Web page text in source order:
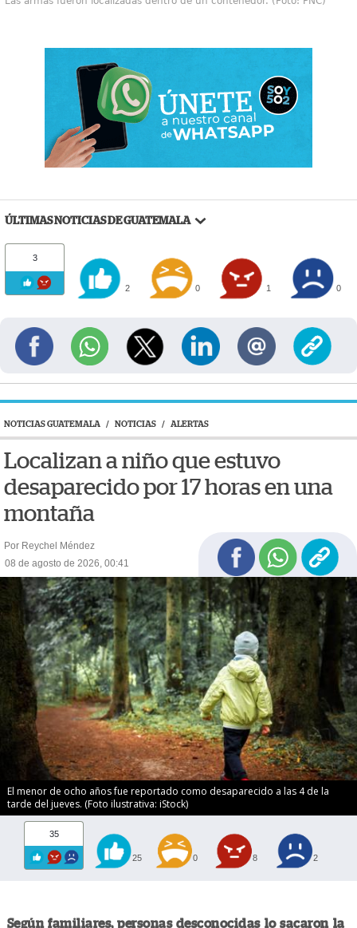
ÚLTIMAS NOTICIAS DE GUATEMALA
3
2 0 1 0
NOTICIAS GUATEMALA / NOTICIAS / ALERTAS
Localizan a niño que estuvo
desaparecido por 17 horas en una
montaña
Por Reychel Méndez
08 de agosto de 2026, 00:41
El menor de ocho años fue reportado como desaparecido a las 4 de la
tarde del jueves. (Foto ilustrativa: iStock)
35
25 0 8 2
Según familiares, personas desconocidas lo sacaron la